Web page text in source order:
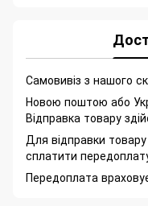
Самовивіз з нашого
Новою поштою або
Відправка товару
Для відправки
сплатити
Передоплата